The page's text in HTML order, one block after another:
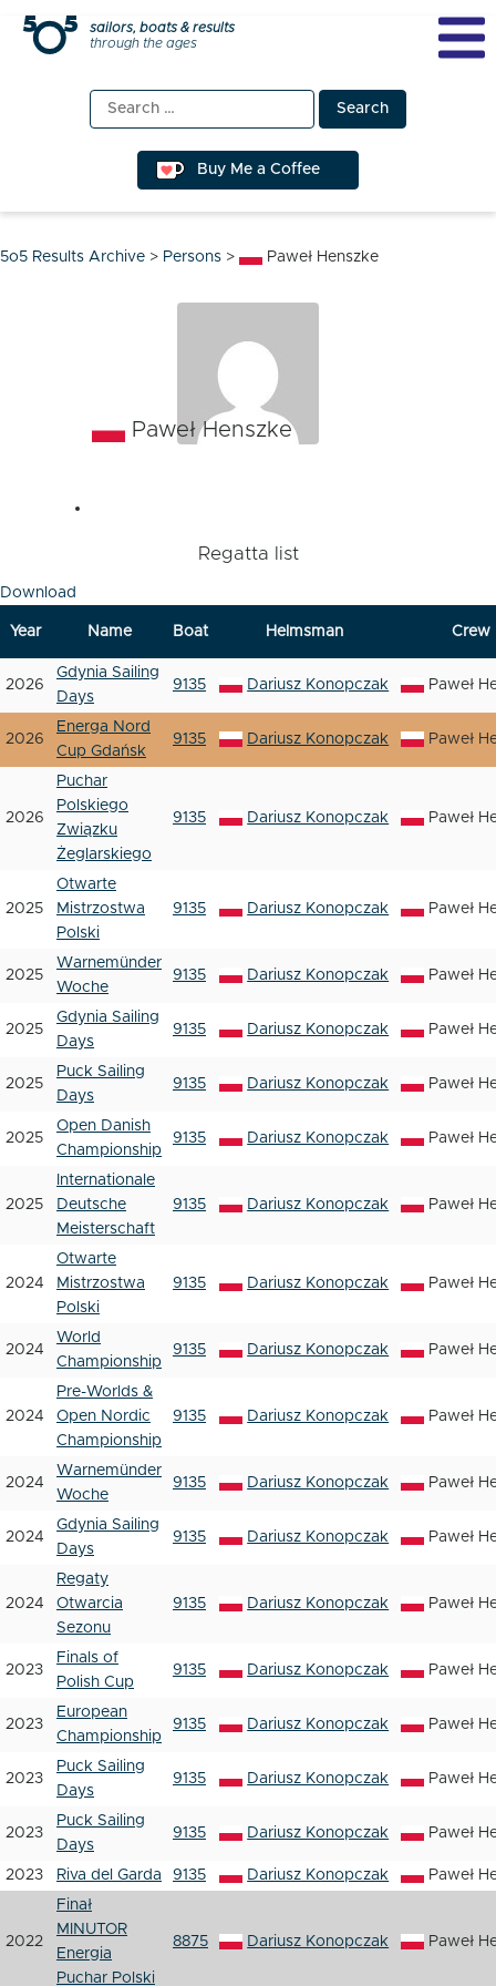
Skip
sailors, boats & results
through the ages
Search
for:
Buy Me a Coffee
5o5 Results Archive > Persons > Paweł Henszke
Paweł Henszke
Regatta list
Download
Year Name Boat Helmsman Crew
2026
Gdynia Sailing
Days
9135 Dariusz Konopczak Paweł
2026
Energa Nord
Cup Gdańsk
9135 Dariusz Konopczak Paweł
2026
Puchar
Polskiego
Związku
Żeglarskiego
9135 Dariusz Konopczak Paweł
2025
Otwarte
Mistrzostwa
Polski
9135 Dariusz Konopczak Paweł
2025
Warnemünder
Woche
9135 Dariusz Konopczak Paweł
2025
Gdynia Sailing
Days
9135 Dariusz Konopczak Paweł
2025
Puck Sailing
Days
9135 Dariusz Konopczak Paweł
2025
Open Danish
Championship
9135 Dariusz Konopczak Paweł
2025
Internationale
Deutsche
Meisterschaft
9135 Dariusz Konopczak Paweł
2024
Otwarte
Mistrzostwa
Polski
9135 Dariusz Konopczak Paweł
2024
World
Championship
9135 Dariusz Konopczak Paweł
2024
Pre-Worlds &
Open Nordic
Championship
9135 Dariusz Konopczak Paweł
2024
Warnemünder
Woche
9135 Dariusz Konopczak Paweł
2024
Gdynia Sailing
Days
9135 Dariusz Konopczak Paweł
2024
Regaty
Otwarcia
Sezonu
9135 Dariusz Konopczak Paweł
2023
Finals of
Polish Cup
9135 Dariusz Konopczak Paweł
2023
European
Championship
9135 Dariusz Konopczak Paweł
2023
Puck Sailing
Days
9135 Dariusz Konopczak Paweł
2023
Puck Sailing
Days
9135 Dariusz Konopczak Paweł
2023 Riva del Garda 9135 Dariusz Konopczak Paweł
2022
Finał
MINUTOR
Energia
Puchar Polski
8875 Dariusz Konopczak Paweł